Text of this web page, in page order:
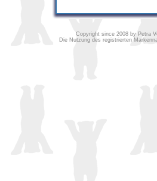
Copyright since 2008 by Petra
Die Nutzung des registrierten